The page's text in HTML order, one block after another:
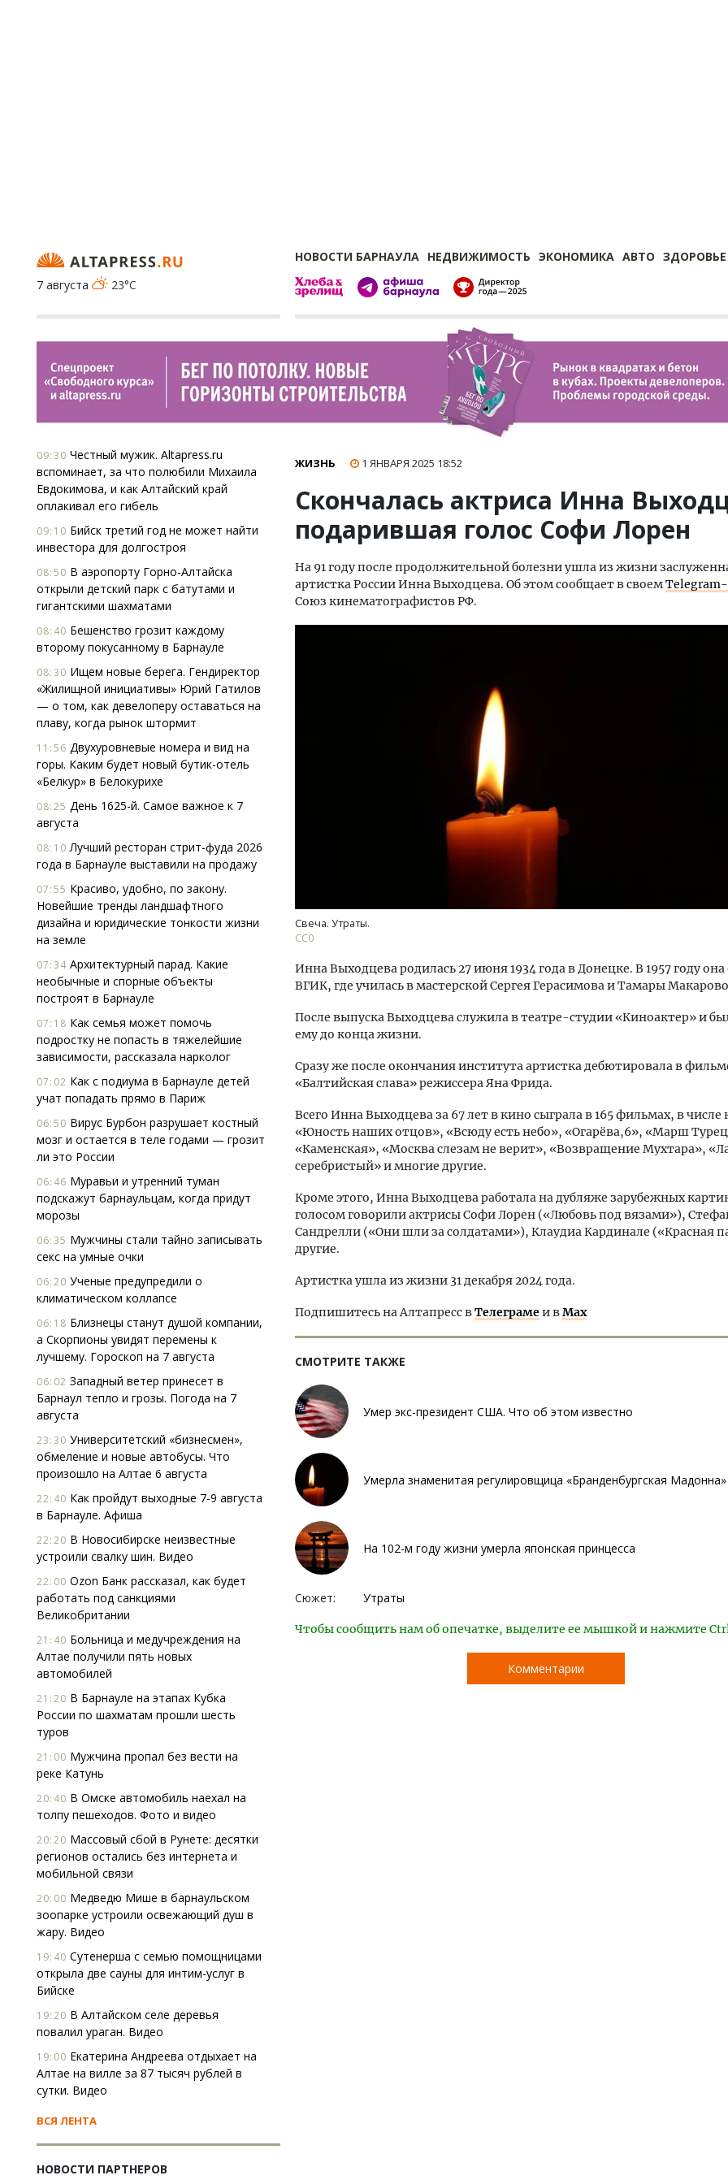
НОВОСТИ БАРНАУЛА НЕДВИЖИМОСТЬ ЭКОНОМИКА АВТО ЗДОРОВЬЕ
7 августа
23°C
09:30 Честный мужик. Altapress.ru
вспоминает, за что полюбили Михаила
Евдокимова, и как Алтайский край
оплакивал его гибель
09:10 Бийск третий год не может найти
инвестора для долгостроя
08:50 В аэропорту Горно-Алтайска
открыли детский парк с батутами и
гигантскими шахматами
08:40 Бешенство грозит каждому
второму покусанному в Барнауле
08:30 Ищем новые берега. Гендиректор
«Жилищной инициативы» Юрий Гатилов
— о том, как девелоперу оставаться на
плаву, когда рынок штормит
11:56 Двухуровневые номера и вид на
горы. Каким будет новый бутик-отель
«Белкур» в Белокурихе
08:25 День 1625-й. Самое важное к 7
августа
08:10 Лучший ресторан стрит-фуда 2026
года в Барнауле выставили на продажу
07:55 Красиво, удобно, по закону.
Новейшие тренды ландшафтного
дизайна и юридические тонкости жизни
на земле
07:34 Архитектурный парад. Какие
необычные и спорные объекты
построят в Барнауле
07:18 Как семья может помочь
подростку не попасть в тяжелейшие
зависимости, рассказала нарколог
07:02 Как с подиума в Барнауле детей
учат попадать прямо в Париж
06:50 Вирус Бурбон разрушает костный
мозг и остается в теле годами — грозит
ли это России
06:46 Муравьи и утренний туман
подскажут барнаульцам, когда придут
морозы
06:35 Мужчины стали тайно записывать
секс на умные очки
06:20 Ученые предупредили о
климатическом коллапсе
06:18 Близнецы станут душой компании,
а Скорпионы увидят перемены к
лучшему. Гороскоп на 7 августа
06:02 Западный ветер принесет в
Барнаул тепло и грозы. Погода на 7
августа
23:30 Университетский «бизнесмен»,
обмеление и новые автобусы. Что
произошло на Алтае 6 августа
22:40 Как пройдут выходные 7-9 августа
в Барнауле. Афиша
22:20 В Новосибирске неизвестные
устроили свалку шин. Видео
22:00 Ozon Банк рассказал, как будет
работать под санкциями
Великобритании
21:40 Больница и медучреждения на
Алтае получили пять новых
автомобилей
21:20 В Барнауле на этапах Кубка
России по шахматам прошли шесть
туров
21:00 Мужчина пропал без вести на
реке Катунь
20:40 В Омске автомобиль наехал на
толпу пешеходов. Фото и видео
20:20 Массовый сбой в Рунете: десятки
регионов остались без интернета и
мобильной связи
20:00 Медведю Мише в барнаульском
зоопарке устроили освежающий душ в
жару. Видео
19:40 Сутенерша с семью помощницами
открыла две сауны для интим-услуг в
Бийске
19:20 В Алтайском селе деревья
повалил ураган. Видео
19:00 Екатерина Андреева отдыхает на
Алтае на вилле за 87 тысяч рублей в
сутки. Видео
ВСЯ ЛЕНТА
НОВОСТИ ПАРТНЕРОВ
ЖИЗНЬ 1 ЯНВАРЯ 2025 18:52
Скончалась актриса Инна
подарившая голос Софи Лорен
На 91 году после продолжительной болезни ушла из жизни
артистка России Инна Выходцева. Об этом сообщает в своем
Союз кинематографистов РФ.
Свеча. Утраты.
СС0
Инна Выходцева родилась 27 июня 1934 года в Донецке. В 1957 году
ВГИК, где училась в мастерской Сергея Герасимова и Тамары
После выпуска Выходцева служила в театре-студии «Киноактер» и
ему до конца жизни.
Сразу же после окончания института артистка дебютировала в
«Балтийская слава» режиссера Яна Фрида.
Всего Инна Выходцева за 67 лет в кино сыграла в 165 фильмах, в числе
«Юность наших отцов», «Всюду есть небо», «Огарёва,6», «Марш
«Каменская», «Москва слезам не верит», «Возвращение Мухтара»,
серебристый» и многие другие.
Кроме этого, Инна Выходцева работала на дубляже зарубежных
голосом говорили актрисы Софи Лорен («Любовь под вязами»),
Сандрелли («Они шли за солдатами»), Клаудиа Кардинале («Красная
другие.
Артистка ушла из жизни 31 декабря 2024 года.
Подпишитесь на Алтапресс вТелеграмеи вMax
СМОТРИТЕ ТАКЖЕ
Умер экс-президент США. Что об этом известно
Умерла знаменитая регулировщица «Бранденбургская Мадонна»
На 102-м году жизни умерла японская принцесса
Сюжет: Утраты
Чтобы сообщить нам об опечатке, выделите ее мышкой и нажмите
Комментарии